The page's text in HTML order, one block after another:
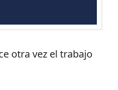
otra vez el trabajo